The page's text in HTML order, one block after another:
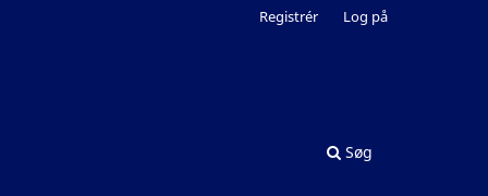
Søg
Registrér Log på